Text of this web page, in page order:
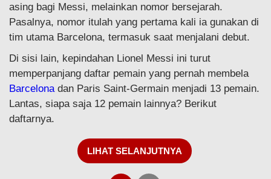
asing bagi Messi, melainkan nomor bersejarah.
Pasalnya, nomor itulah yang pertama kali ia gunakan di
tim utama Barcelona, termasuk saat menjalani debut.
Di sisi lain, kepindahan Lionel Messi ini turut
memperpanjang daftar pemain yang pernah membela
Barcelona dan Paris Saint-Germain menjadi 13 pemain.
Lantas, siapa saja 12 pemain lainnya? Berikut
daftarnya.
LIHAT SELANJUTNYA